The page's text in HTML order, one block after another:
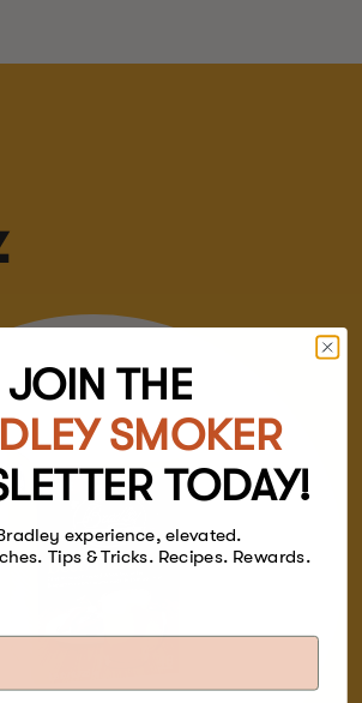
JOIN THE
SMOKER
TODAY!
experience, elevated.
Tips & Tricks. Recipes. Rewards.